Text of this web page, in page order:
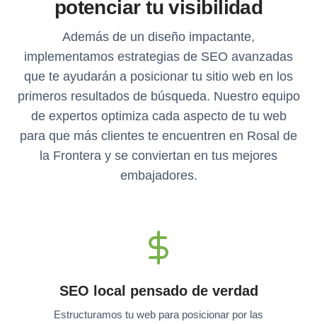
potenciar tu visibilidad
Además de un diseño impactante,
implementamos estrategias de SEO avanzadas
que te ayudarán a posicionar tu sitio web en los
primeros resultados de búsqueda. Nuestro equipo
de expertos optimiza cada aspecto de tu web
para que más clientes te encuentren en Rosal de
la Frontera y se conviertan en tus mejores
embajadores.
SEO local pensado de verdad
Estructuramos tu web para posicionar por las